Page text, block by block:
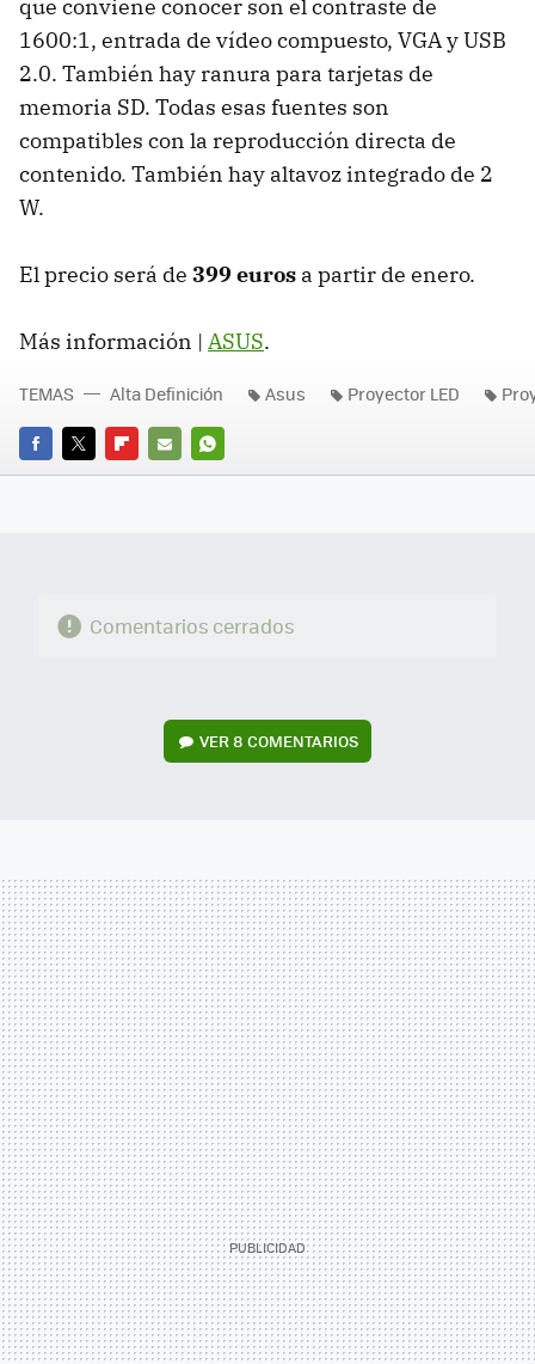
que conviene conocer son el contraste de
1600:1, entrada de vídeo compuesto, VGAyUSB
2.0. También hay ranura para tarjetas de
memoria SD. Todas esas fuentes son
compatibles con la reproducción directa de
contenido. También hay altavoz integrado de 2
W.
El precio será de 399 euros a partir de enero.
Más información | ASUS.
FACEBOOK
TWITTERFLIPBOARD
E-
WHATSAPP
TEMAS Alta Definición Asus Proyector LED
Comentarios cerrados
VER8 COMENTARIOS